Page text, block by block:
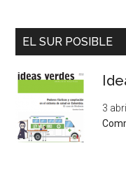
EL SUR POSIBLE
3